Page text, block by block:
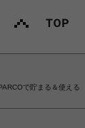
で貯まる＆使える